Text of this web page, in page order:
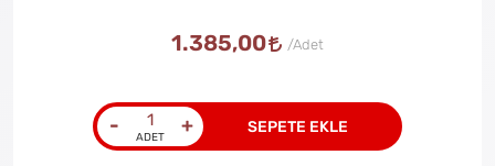
1.385,00
- + SEPETE EKLE